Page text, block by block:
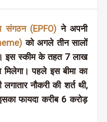
संगठन (EPFO) ने अपनी
को अगले तीन सालों
इस स्कीम के तहत 7 लाख
पहले इस बीमा का
नौकरी की शर्त थी,
फायदा करीब 6 करोड़